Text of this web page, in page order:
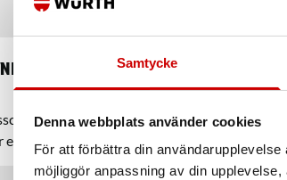
Samtycke
Denna webbplats använder cookies
För att förbättra din
möjliggör anpassning av din
utan vax. High Foam Schampo Eco
mycket behaglig känsla vid svampning.